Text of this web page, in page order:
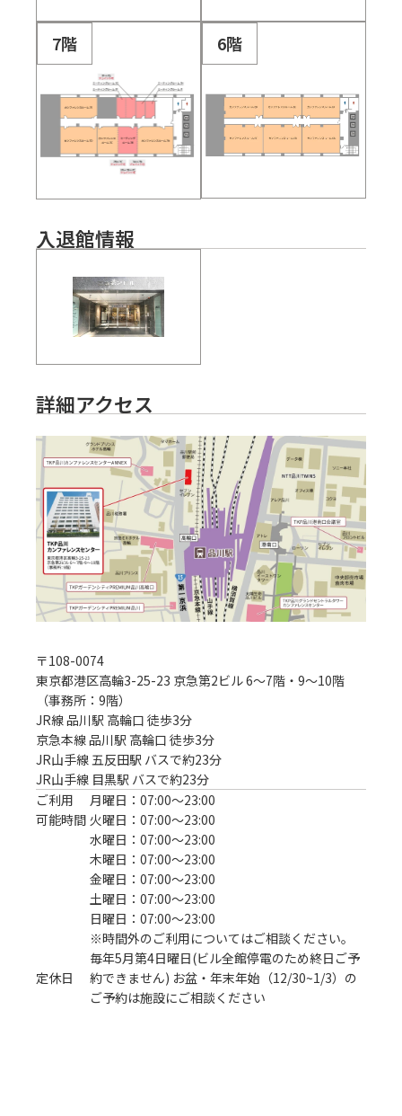
7階 6階
入退館情報
詳細アクセス
〒108-0074
東京都港区高輪3-25-23 京急第2ビル 6～7階・9～10階
（事務所：9階）
JR線 品川駅 高輪口 徒歩3分
京急本線 品川駅 高輪口 徒歩3分
JR山手線 五反田駅 バスで約23分
JR山手線 目黒駅 バスで約23分
ご利用
可能時間
月曜日：07:00〜23:00
火曜日：07:00〜23:00
水曜日：07:00〜23:00
木曜日：07:00〜23:00
金曜日：07:00〜23:00
土曜日：07:00〜23:00
日曜日：07:00〜23:00
※時間外のご利用についてはご相談ください。
定休日
毎年5月第4日曜日(ビル全館停電のため終日ご予
約できません) お盆・年末年始（12/30~1/3）の
ご予約は施設にご相談ください